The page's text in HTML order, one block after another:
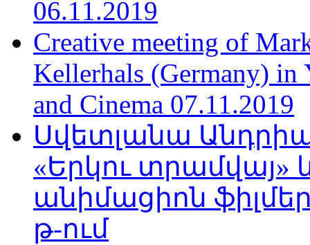
06.11.2019
Creative meeting of
Kellerhals (Germany) in
and Cinema 07.11.2019
Սվետլանա
«Երկու տրամվայ»
անիմացիոն
թ-ում